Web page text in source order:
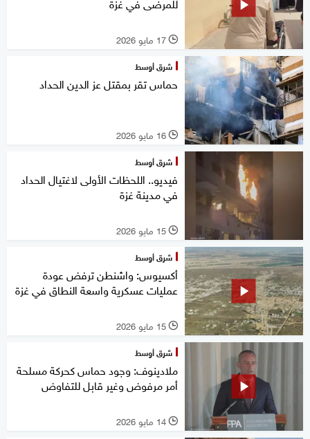
l 17 مايو 2026
شرق أوسط
حماس تقر بمقتل عز الدين الحداد
l 16 مايو 2026
شرق أوسط
فيديو.. اللحظات الأولى لاغتيال الحداد
في مدينة غزة
l 15 مايو 2026
شرق أوسط
أكسيوس: واشنطن ترفض عودة
عمليات عسكرية واسعة النطاق في غزة
l 15 مايو 2026
شرق أوسط
ملادينوف: وجود حماس كحركة مسلحة
أمر مرفوض وغير قابل للتفاوض
l 14 مايو 2026